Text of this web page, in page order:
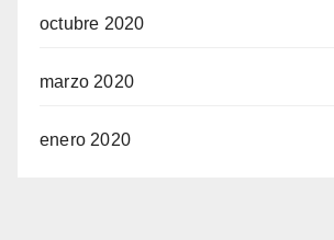
octubre 2020
marzo 2020
enero 2020